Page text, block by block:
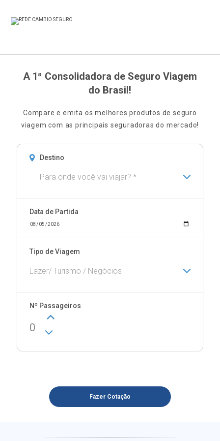
A 1ª Consolidadora de Seguro Viagem
do Brasil!
Compare e emita os melhores produtos de seguro
viagem com as principais seguradoras do mercado!
Destino
Para onde você vai viajar? *
Data de Partida
Tipo de Viagem
Lazer/ Turismo / Negócios
Nº Passageiros
0
Fazer Cotação